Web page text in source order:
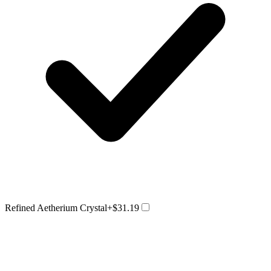
Refined Aetherium Crystal+$31.19